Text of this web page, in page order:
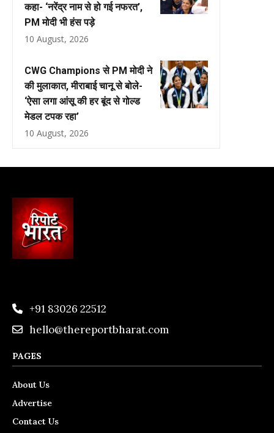
कहा- ‘नरेंद्र नाम से हो गई नफरत’,
PM मोदी भी हंस पड़े
10 August, 2026
CWG Champions से PM मोदी ने
की मुलाकात, मीराबाई चानू से बोले-
‘ऐसा लगा आंसू की हर बूंद से गोल्ड
मेडल टपक रहा’
10 August, 2026
+91 83026 22512
hello@thereportbharat.com
PAGES
About Us
Advertise
Contact Us